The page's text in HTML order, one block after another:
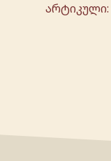
არტიკული: